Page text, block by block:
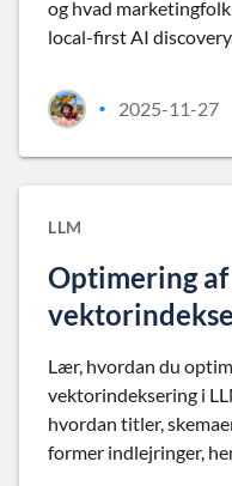
og hvad
local-first AI
• 2025-11-27
LLM
Optimering
Lær, hvordan du
vektorindeksering i
hvordan titler,
former indlejringer,